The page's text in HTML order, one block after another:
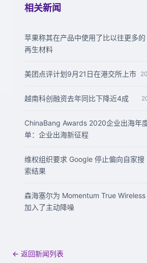
相关新闻
苹果称其在产品中使用了比以往更多的
再生材料
美团点评计划9月21日在港交所上市
越南科创融资去年同比下降近4成
ChinaBang Awards 2020企业出海年
单：企业出海新征程
维权组织要求 Google 停止偏向自家搜
索结果
森海塞尔为 Momentum True Wireless
加入了主动降噪
← 返回新闻列表